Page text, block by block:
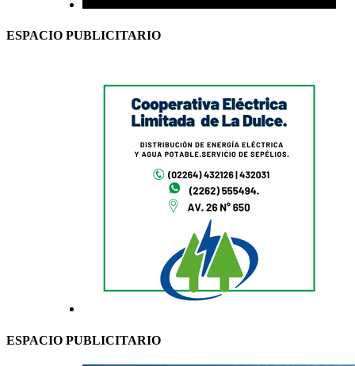
ESPACIO PUBLICITARIO
ESPACIO PUBLICITARIO